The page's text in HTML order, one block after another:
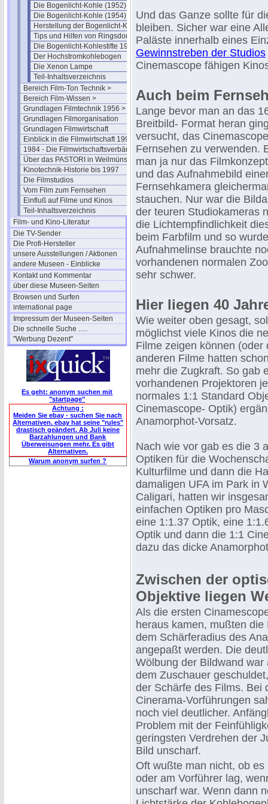
Die Bogenlicht-Kohle (1952)
Die Bogenlicht-Kohle (1954)
Herstellung der Bogenlicht-Kohle
Tips und Hilfen von Ringsdorff
Die Bogenlicht-Kohlestifte 1961
Der Hochstromkohlebogen
Die Xenon Lampe
Teil-Inhaltsverzeichnis
Bereich Film-Ton Technik >
Bereich Film-Wissen >
Grundlagen Filmtechnik 1956 >
Grundlagen Filmorganisation
Grundlagen Filmwirtschaft
Einblick in die Filmwirtschaft 1994
1984 - Die Filmwirtschaftsverbände
Über das PASTORI in Weilmünster
Kinotechnik-Historie bis 1997
Die Filmstudios
Vom Film zum Fernsehen
Einfluß auf Filme und Kinos
Teil-Inhaltsverzeichnis
Film- und Kino-Literatur
Die TV-Sender
Die Profi-Hersteller
unsere Ausstellungen / Aktionen
andere Museen - Einblicke
Kontakt und Kommentar
über diese Museen-Seiten
Browsen und Surfen
international page
Impressum der Museen-Seiten
Die schnelle Suche .....
"Werbung Dezent"
Es geht: anonym suchen mit
"startpage"
Achtung :
Meiden Sie ebay - suchen Sie nach
Alternativen. ebay hat seine "rules"
drastisch geändert. Ab Juli keine
Barzahlungen und Bank
Überweisungen mehr. Es gibt
Alternativen.
Warum anonym surfen ?
Und das Ganze sollte für
bleiben. Sicher war eine
Paläste innerhalb eines
Gewinnstreben der Studios
Cinemascope fähigen
Auch beim
Lange bevor man an das
Breitbild- Format heran
versucht, das
Fernsehen zu verwenden.
man ja nur das
und das Aufnahmebild
Fernsehkamera
stauchen. Nur war die
der teuren Studiokameras
die Lichtempfindlichkeit
beim Farbfilm und so
Aufnahmelinse brauchte
vorhandenen normalen
sehr schwer.
Hier liegen 40
Wie weiter oben gesagt,
möglichst viele Kinos die
Filme zeigen können (oder
anderen Filme hatten
mehr die Zugkraft. So gab
vorhandenen Projektoren
normales 1:1 Standard
Cinemascope- Optik)
Anamorphot-Vorsatz.
Nach wie vor gab es die 3
Optiken für die
Kulturfilme und dann die
damaligen UFA im Park in
Caligari, hatten wir
einfachen Optiken pro
eine 1:1.37 Optik, eine
Optik und dann die 1:1
dazu das dicke
Zwischen der
Objektive liegen
Als die ersten
heraus kamen, mußten die
dem Schärferadius des
angepaßt werden. Die
Wölbung der Bildwand war
dem Zuschauer
der Schärfe des Films. Bei
Cinerama-Vorführungen
noch viel deutlicher.
Problem mit der
geringsten Verdrehen der
Bild unscharf.
Oft wußte man nicht, ob
oder am Vorführer lag,
unscharf war. Wenn dann